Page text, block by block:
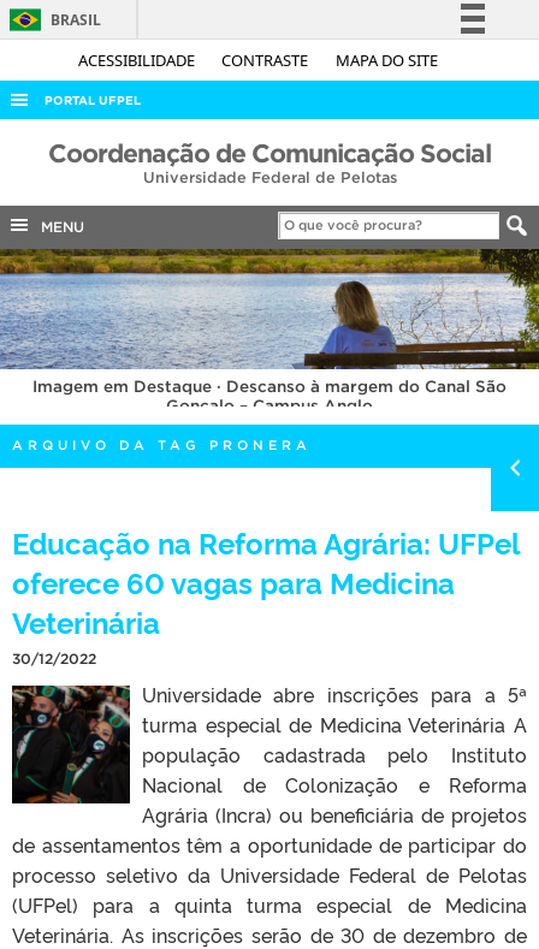
ACESSIBILIDADE CONTRASTE MAPA DO SITE
BRASIL
Simplifique!
Acesso à informação
Legislação
Canais
PORTAL UFPEL
ACESSO À INFORMAÇÃO
COBALTO
CONCURSOS
EDITAIS
INTERNACIONAL
OUVIDORIA
PORTARIAS
TELEFONES
Coordenação de Comunicação Social
Universidade Federal de Pelotas
MENU
Imagem em Destaque · Descanso à margem do Canal São
Gonçalo – Campus Anglo
ARQUIVO DA TAG PRONERA
Educação na Reforma Agrária: UFPel
oferece 60 vagas para Medicina
Veterinária
30/12/2022
Universidade abre inscrições para a 5ª
turma especial de Medicina Veterinária A
população cadastrada pelo Instituto
Nacional de Colonização e Reforma
Agrária (Incra) ou beneficiária de projetos
de assentamentos têm a oportunidade de participar do
processo seletivo da Universidade Federal de Pelotas
(UFPel) para a quinta turma especial de Medicina
Veterinária. As inscrições serão de 30 de dezembro de